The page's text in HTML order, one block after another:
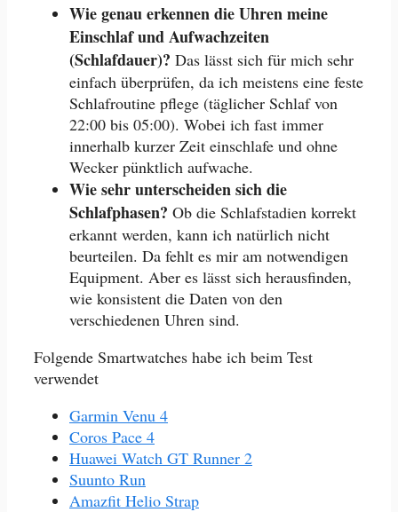
Wie genau erkennen die Uhren meine
Einschlaf und Aufwachzeiten
(Schlafdauer)? Das lässt sich für mich sehr
einfach überprüfen, da ich meistens eine feste
Schlafroutine pflege (täglicher Schlaf von
22:00 bis 05:00). Wobei ich fast immer
innerhalb kurzer Zeit einschlafe und ohne
Wecker pünktlich aufwache.
Wie sehr unterscheiden sich die
Schlafphasen? Ob die Schlafstadien korrekt
erkannt werden, kann ich natürlich nicht
beurteilen. Da fehlt es mir am notwendigen
Equipment. Aber es lässt sich herausfinden,
wie konsistent die Daten von den
verschiedenen Uhren sind.
Folgende Smartwatches habe ich beim Test
verwendet
Garmin Venu 4
Coros Pace 4
Huawei Watch GT Runner 2
Suunto Run
Amazfit Helio Strap